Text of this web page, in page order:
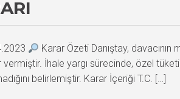
Karar Özeti Danıştay,
İhale yargı sürecinde, özel
belirlemiştir. Karar İçeriği T.C. […]